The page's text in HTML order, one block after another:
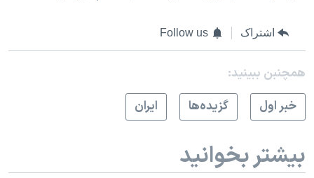
اشتراک Follow us
همچنبن ببینید:
خبر اول
گزيده‌ها ايران
بیشتر بخوانید